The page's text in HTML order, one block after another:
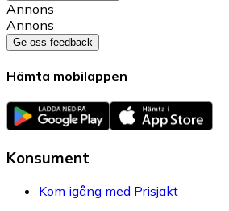
Annons
Annons
Ge oss feedback
Hämta mobilappen
Konsument
Kom igång med Prisjakt